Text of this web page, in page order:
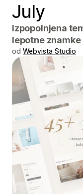
July
Izpopolnjena
lepotne znamke
od Webvista Studio